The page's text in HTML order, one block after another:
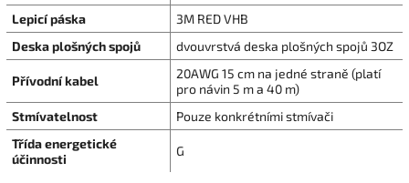
Lepicí páska
3M RED VHB
Deska plošných spojů
dvouvrstvá deska plošných spojů 3OZ
Přívodní kabel
20AWG 15 cm na jedné straně (platí
pro návin 5 m a 40 m)
Stmívatelnost
Pouze konkrétními stmívači
Třída energetické
účinnosti
G